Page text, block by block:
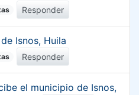
Responder
Isnos, Huila
Responder
el municipio de Isnos,